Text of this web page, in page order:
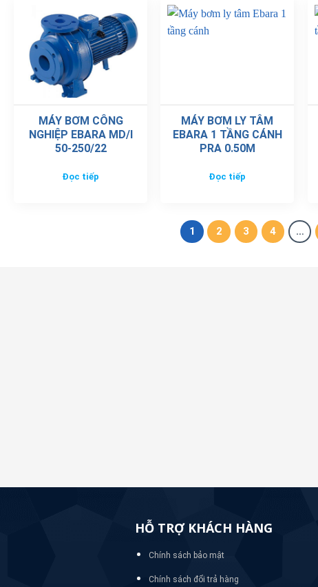
MÁY BƠM CÔNG
NGHIỆP EBARA MD/I
50-250/22
Đọc tiếp
MÁY BƠM LY TÂM
EBARA 1 TẦNG CÁNH
PRA 0.50M
Đọc tiếp
1 2 3 4 …
HỖ TRỢ KHÁCH HÀNG
Chính sách bảo mật
Chính sách đổi trả hàng